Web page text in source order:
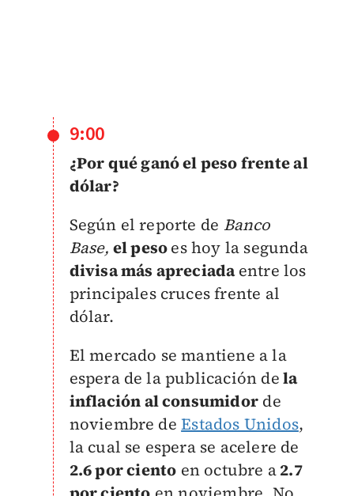
9:00
¿Por qué ganó el peso frente al
dólar?
Según el reporte de Banco
Base, el pesoes hoy la segunda
divisa más apreciadaentre los
principales cruces frente al
dólar.
El mercado se mantiene a la
espera de la publicación dela
inflación al consumidor de
noviembre deEstados Unidos,
la cual se espera se acelere de
2.6 por ciento en octubre a2.7